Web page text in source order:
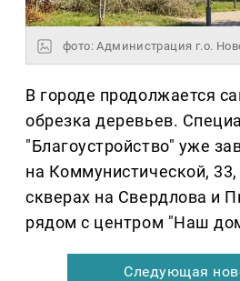
фото: Администрация г.о.
В городе продолжается
обрезка деревьев.
"Благоустройство" уже
на Коммунистической,
скверах на Свердлова и
рядом с центром "Наш
Следующая